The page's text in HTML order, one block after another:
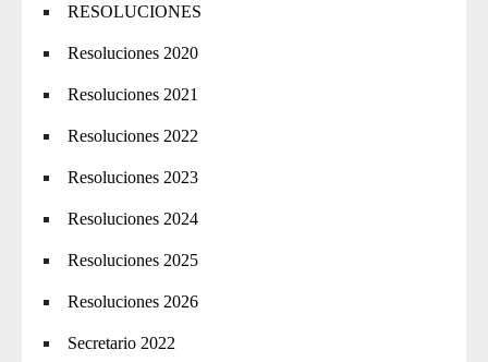
RESOLUCIONES
Resoluciones 2020
Resoluciones 2021
Resoluciones 2022
Resoluciones 2023
Resoluciones 2024
Resoluciones 2025
Resoluciones 2026
Secretario 2022